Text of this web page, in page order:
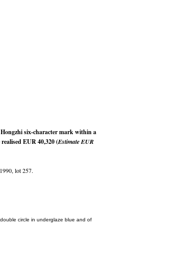
six-character mark within a
EUR 40,320 (Estimate EUR
lot 257.
circle in underglaze blue and of